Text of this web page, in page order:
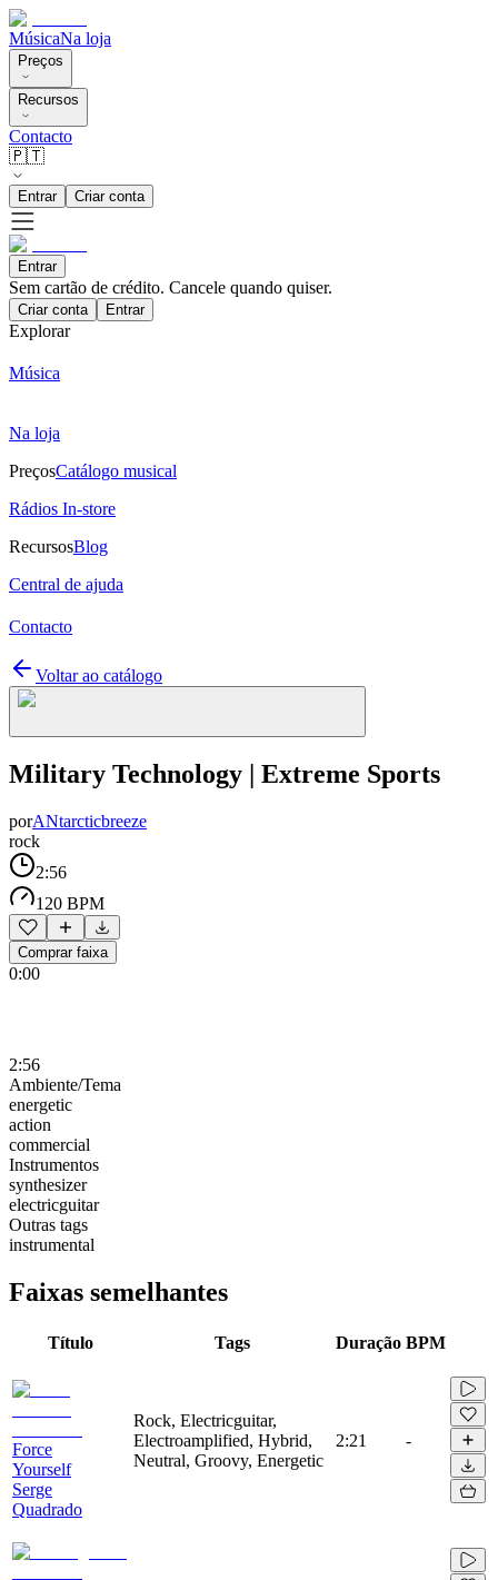
MúsicaNa loja
Preços
Recursos
Contacto
🇵🇹
Entrar Criar conta
Entrar
Sem cartão de crédito. Cancele quando quiser.
Criar conta Entrar
Explorar
Música
Na loja
PreçosCatálogo musical
Rádios In-store
RecursosBlog
Central de ajuda
Contacto
Voltar ao catálogo
Military Technology | Extreme Sports
porANtarcticbreeze
rock
2:56
120 BPM
Comprar faixa
0:00
2:56
Ambiente/Tema
energetic
action
commercial
Instrumentos
synthesizer
electricguitar
Outras tags
instrumental
Faixas semelhantes
Título Tags Duração BPM
Force
Yourself
Serge
Quadrado
Rock, Electricguitar,
Electroamplified, Hybrid,
Neutral, Groovy, Energetic
2:21 -